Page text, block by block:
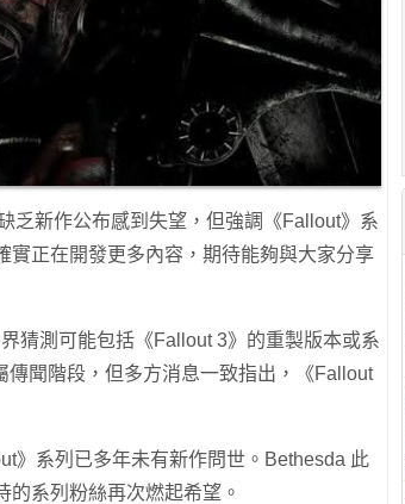
乏新作公布感到失望，但強調《Fallout》系
實正在開發更多內容，期待能夠與大家分享
猜測可能包括《Fallout 3》的重製版本或系
聞階段，但多方消息一致指出，《Fallout
》系列已多年未有新作問世。Bethesda 此
的系列粉絲再次燃起希望。